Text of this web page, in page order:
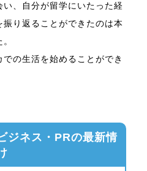
、自分が留学にいたった経
り返ることができたのは本
の生活を始めることができ
ジネス・PRの最新情